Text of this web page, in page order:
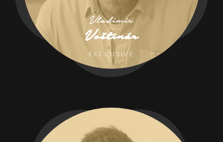
Vladimír
Voštinár
EXCLUSIVE